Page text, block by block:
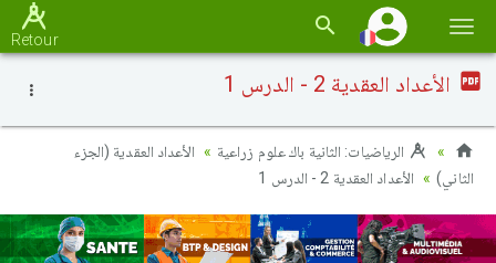
la
Retour
الأعداد العقدية 2 - الدرس 1
الرياضيات: الثانية باك علوم زراعية
الأعداد العقدية (الجزء
الثاني)
الأعداد العقدية 2 - الدرس 1